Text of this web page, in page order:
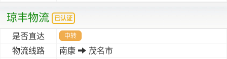
琼丰物流 已认证
是否直达 中转
物流线路 南康
茂名市